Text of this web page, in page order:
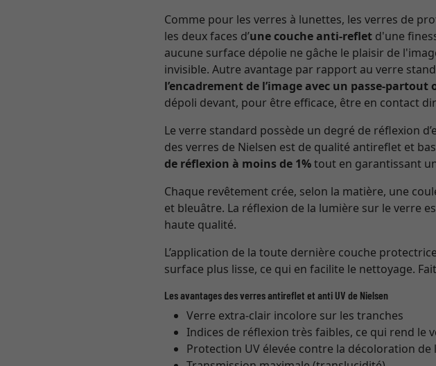
Comme pour les verres à lunettes, les verres de
les deux faces d’une couche anti-reflet d'une
aucune surface dépolie ne gâche le plaisir de
invisible. Autre avantage par rapport au verre
l’encadrement de l’image avec un passe-partout
dépoli devant, pour être efficace, être en contact
Le verre standard possède un degré de réflexion
des verres de Nielsen est de qualité antireflet et
de réflexion à moins de 1%tout en garantissant
Chaque revêtement crée, selon la matière, une
et bleuâtre. La réflexion de la lumière sur le verre
haute qualité.
L’application de la toute dernière couche protectrice
surface plus lisse, ce qui en facilite le nettoyage.
Les avantages des verres antireflet et anti UV de Nielsen
Verre extra-clair incolore sur les tranches
Indices de réflexion très faibles, ce qui rend le
Protection UV élevée contre la décoloration de